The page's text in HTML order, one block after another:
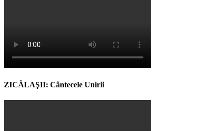
ZICĂLAŞII: Cântecele Unirii